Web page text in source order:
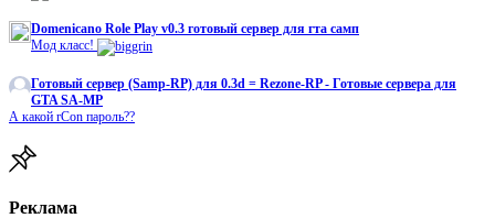
Domenicano Role Play v0.3 готовый сервер для гта самп
Мод класс!
Готовый сервер (Samp-RP) для 0.3d = Rezone-RP - Готовые сервера для
GTA SA-MP
А какой rCon пароль??
Реклама